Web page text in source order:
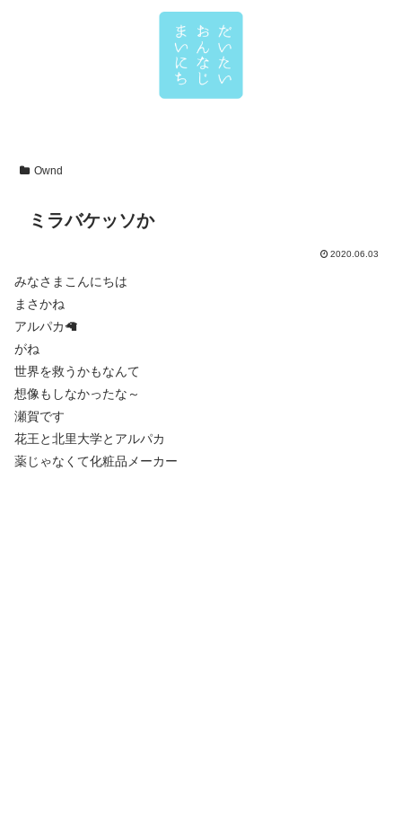
Ownd
ミラバケッソか
2020.06.03
みなさまこんにちは
まさかね
アルパカ🦙
がね
世界を救うかもなんて
想像もしなかったな～
瀬賀です
花王と北里大学とアルパカ
薬じゃなくて化粧品メーカー